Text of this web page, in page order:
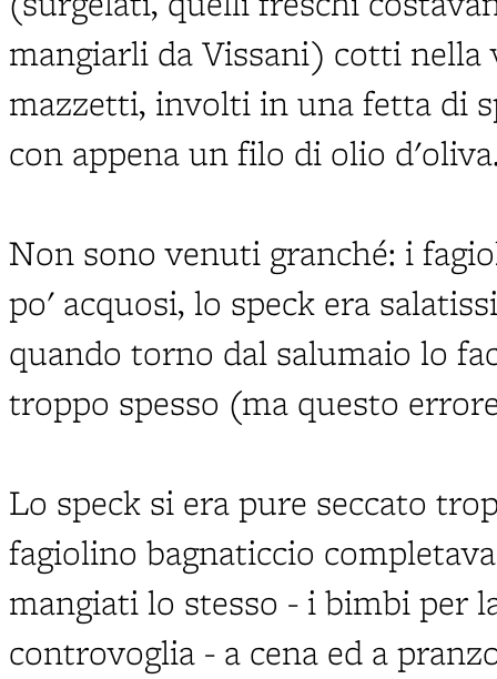
mangiarli da Vissani) cotti nella
mazzetti, involti in una fetta di
con appena un filo di olio
Non sono venuti granché: i
po' acquosi, lo speck era
quando torno dal salumaio lo
troppo spesso (ma questo
Lo speck si era pure seccato
fagiolino bagnaticcio
mangiati lo stesso - i bimbi per
controvoglia - a cena ed a